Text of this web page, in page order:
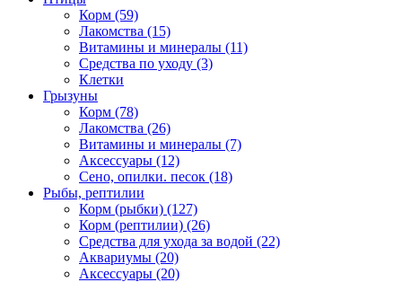
Корм (59)
Лакомства (15)
Витамины и минералы (11)
Средства по уходу (3)
Клетки
Грызуны
Корм (78)
Лакомства (26)
Витамины и минералы (7)
Аксессуары (12)
Сено, опилки. песок (18)
Рыбы, рептилии
Корм (рыбки) (127)
Корм (рептилии) (26)
Средства для ухода за водой (22)
Аквариумы (20)
Аксессуары (20)